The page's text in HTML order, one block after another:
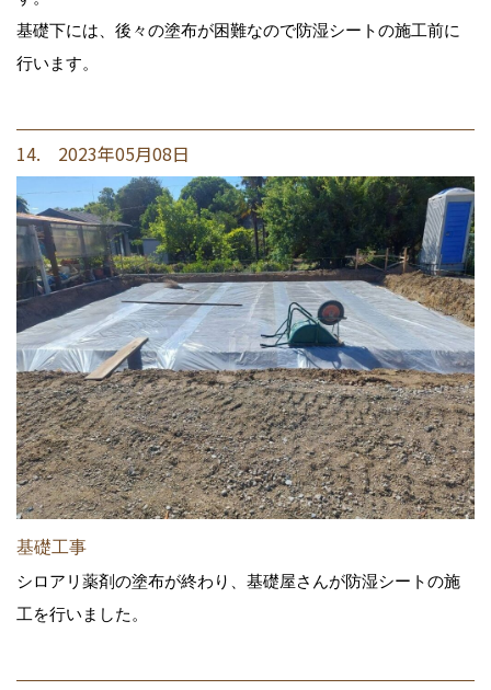
基礎下には、後々の塗布が困難なので防湿シートの施工前に
行います。
14. 2023年05月08日
基礎工事
シロアリ薬剤の塗布が終わり、基礎屋さんが防湿シートの施
工を行いました。